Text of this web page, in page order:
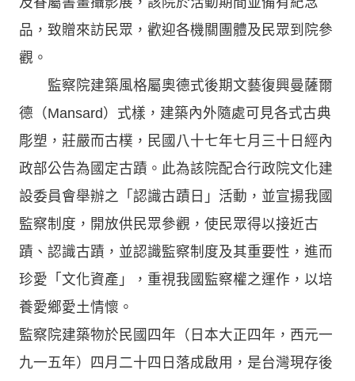
品，致贈來訪民眾，歡迎各機關團體及民眾到院參
觀。
監察院建築風格屬奧德式後期文藝復興曼薩爾
德（Mansard）式樣，建築內外隨處可見各式古典
彫塑，莊嚴而古樸，民國八十七年七月三十日經內
政部公告為國定古蹟。此為該院配合行政院文化建
設委員會舉辦之「認識古蹟日」活動，並宣揚我國
監察制度，開放供民眾參觀，使民眾得以接近古
蹟、認識古蹟，並認識監察制度及其重要性，進而
珍愛「文化資產」，重視我國監察權之運作，以培
養愛鄉愛土情懷。
監察院建築物於民國四年（日本大正四年，西元一
九一五年）四月二十四日落成啟用，是台灣現存後